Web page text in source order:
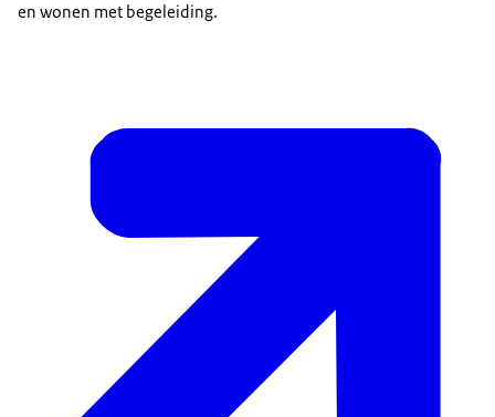
en wonen met begeleiding.